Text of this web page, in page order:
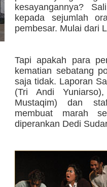
kesayangannya?
kepada sejumlah
pembesar. Mulai dari
Tapi apakah para
kematian sebatang
saja tidak. Laporan
(Tri Andi
Mustaqim) dan
membuat marah
diperankan Dedi